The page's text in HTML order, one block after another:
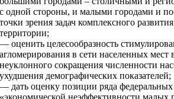
с одной стороны, и малыми городами и
точки зрения задач комплексного
территории;
— оценить целесообразность
агломерирования в сети населенных мест
неуклонного сокращения численности
ухудшения демографических показателей;
— дать оценку позиции ряда
«экономической неэффективности малых